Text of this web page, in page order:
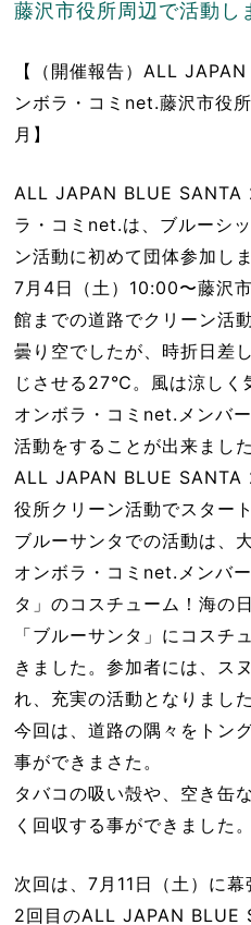
藤沢市役所周辺で活動し
【（開催報告）ALL
ンボラ・コミnet.藤沢市役
月】
ALL JAPAN BLUE SANTA
ラ・コミnet.は、ブルーシ
ン活動に初めて団体参加し
7月4日（土）10:00〜藤沢
館までの道路でクリーン活
曇り空でしたが、時折日差
じさせる27℃。風は涼しく
オンボラ・コミnet.メンバ
活動をすることが出来ました
ALL JAPAN BLUE SANTA
役所クリーン活動でスター
ブルーサンタでの活動は、
オンボラ・コミnet.メンバ
タ」のコスチューム！海の
「ブルーサンタ」にコスチ
きました。参加者には、ス
れ、充実の活動となりました
今回は、道路の隅々をトン
事ができまさた。
タバコの吸い殻や、空き缶
く回収する事ができました。
次回は、7月11日（土）に
2回目のALL JAPAN BLUE